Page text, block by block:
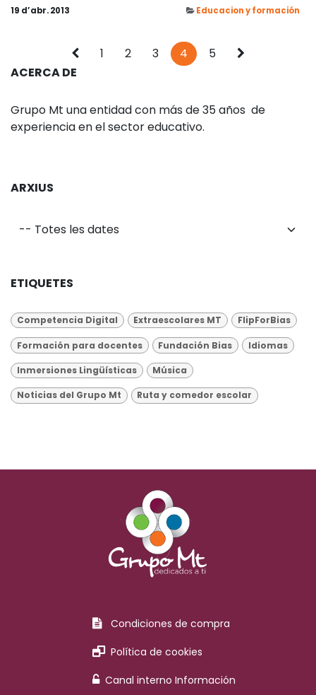
19 d’abr. 2013 Educacion y formación
1 2 3 4
5
ACERCA DE
Grupo Mt una entidad con más de 35 años de
experiencia en el sector educativo.
ARXIUS
ETIQUETES
Competencia Digital Extraescolares MT FlipForBias
Formación para docentes Fundación Bias Idiomas
Inmersiones Lingüísticas Música
Noticias del Grupo Mt Ruta y comedor escolar
Condiciones de compra
Política de cookies
Canal interno Información